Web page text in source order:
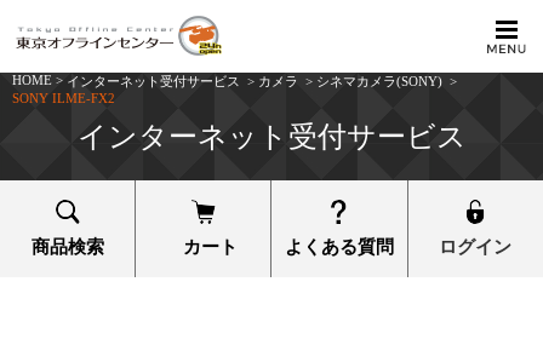
HOME > インターネット受付サービス > カメラ > シネマカメラ(SONY) >
SONY ILME-FX2
インターネット受付サービス
商品検索 カート よくある質問 ログイン